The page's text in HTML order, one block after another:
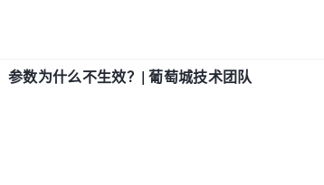
数为什么不生效？| 葡萄城技术团队